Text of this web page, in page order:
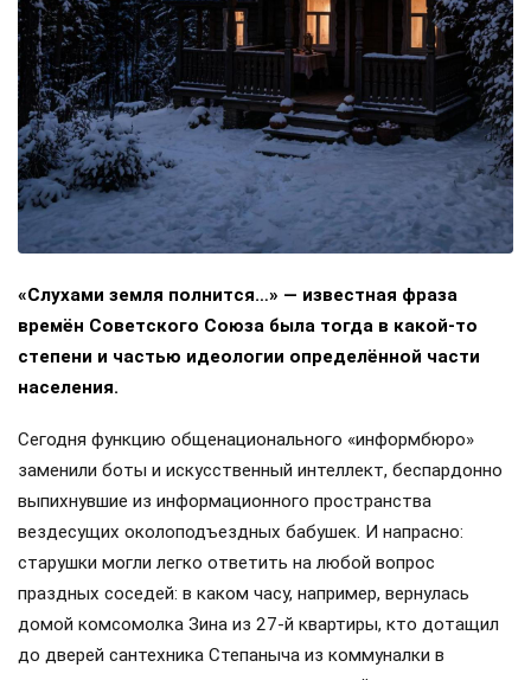
«Слухами земля полнится…» — известная фраза
времён Советского Союза была тогда в какой-то
степени и частью идеологии определённой части
населения.
Сегодня функцию общенационального «информбюро»
заменили боты и искусственный интеллект, беспардонно
выпихнувшие из информационного пространства
вездесущих околоподъездных бабушек. И напрасно:
старушки могли легко ответить на любой вопрос
праздных соседей: в каком часу, например, вернулась
домой комсомолка Зина из 27-й квартиры, кто дотащил
до дверей сантехника Степаныча из коммуналки в